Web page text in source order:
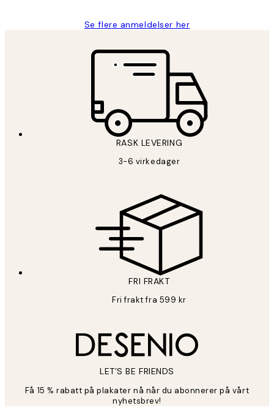
Se flere anmeldelser her
RASK LEVERING
3-6 virkedager
FRI FRAKT
Fri frakt fra 599 kr
LET’S BE FRIENDS
Få 15 % rabatt på plakater nå når du abonnerer på vårt
nyhetsbrev!